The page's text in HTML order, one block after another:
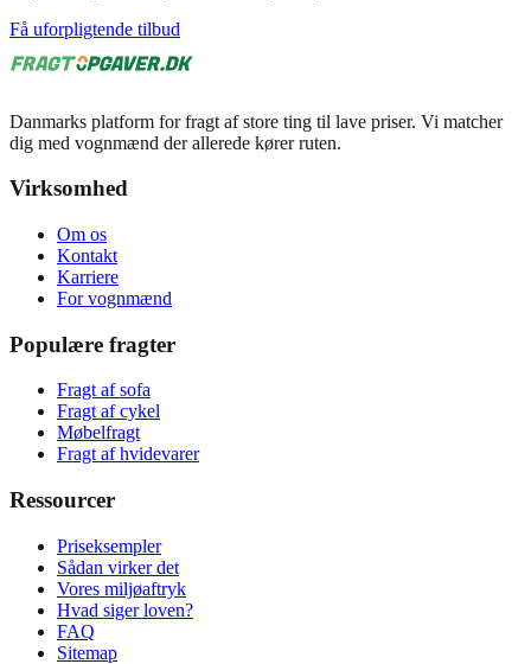
Få uforpligtende tilbud
Danmarks platform for fragt af store ting til lave priser. Vi matcher
dig med vognmænd der allerede kører ruten.
Virksomhed
Om os
Kontakt
Karriere
For vognmænd
Populære fragter
Fragt af sofa
Fragt af cykel
Møbelfragt
Fragt af hvidevarer
Ressourcer
Priseksempler
Sådan virker det
Vores miljøaftryk
Hvad siger loven?
FAQ
Sitemap